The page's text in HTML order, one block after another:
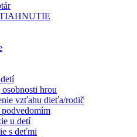
hrou
vzťahu dieťa/rodič
podvedomím
u detí
s deťmi